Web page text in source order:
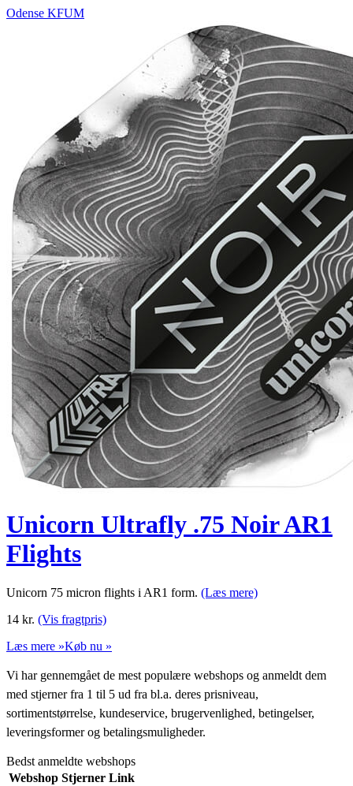
Odense KFUM
Unicorn Ultrafly .75 Noir AR1
Flights
Unicorn 75 micron flights i AR1 form. (Læs mere)
14 kr. (Vis fragtpris)
Læs mere »Køb nu »
Vi har gennemgået de mest populære webshops og anmeldt dem
med stjerner fra 1 til 5 ud fra bl.a. deres prisniveau,
sortimentstørrelse, kundeservice, brugervenlighed, betingelser,
leveringsformer og betalingsmuligheder.
Bedst anmeldte webshops
Webshop Stjerner Link